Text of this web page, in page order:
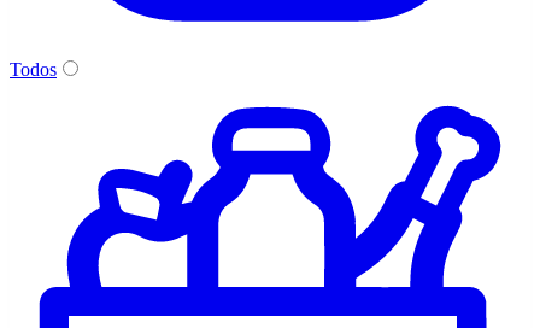
Todos